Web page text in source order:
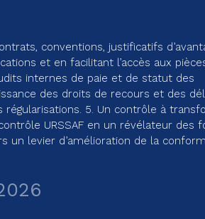
conventions, justificatifs
et en facilitant l’accès aux
internes de paie et de statut des
des droits de recours et des
5. Un contrôle à
URSSAF en un révélateur des
un levier d’amélioration de la